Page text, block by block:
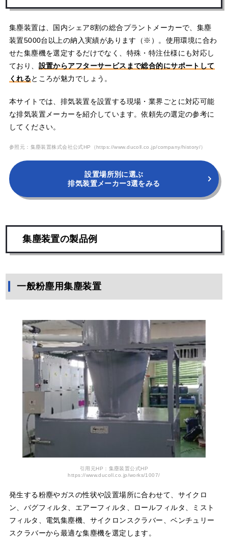
集塵装置は、国内シェア8割の総合プラントメーカーで、集塵
装置5000台以上の納入実績があります（※）。使用環境に合わ
せた集塵機を選定するだけでなく、特殊・特注仕様にも対応し
ており、 設置からアフターサービスまで総合的にサポートして
くれるところが魅力でしょう。
本サイトでは、排気装置を設置する現場・業界ごとに対応可能
な排気装置メーカーを紹介しています。依頼先の選定の参考に
してください。
参照元：集塵装置株式会社公式HP （https://www.ducoll.co.jp/company/history/）
設置場所別に選ぶ
排気装置メーカー3選をみる
集塵装置の製品例
一般粉塵用集塵装置
引用元HP：集塵装置公式HP
https://www.ducoll.co.jp/works/1007/
発生する粉塵やガスの性状や設置場所に合わせて、サイクロ
ン、バグフィルタ、エアーフィルタ、ロールフィルタ、ミスト
フィルタ、電気集塵機、サイクロンスクラバー、ベンチュリー
スクラバーから最適な集塵機を選定します。